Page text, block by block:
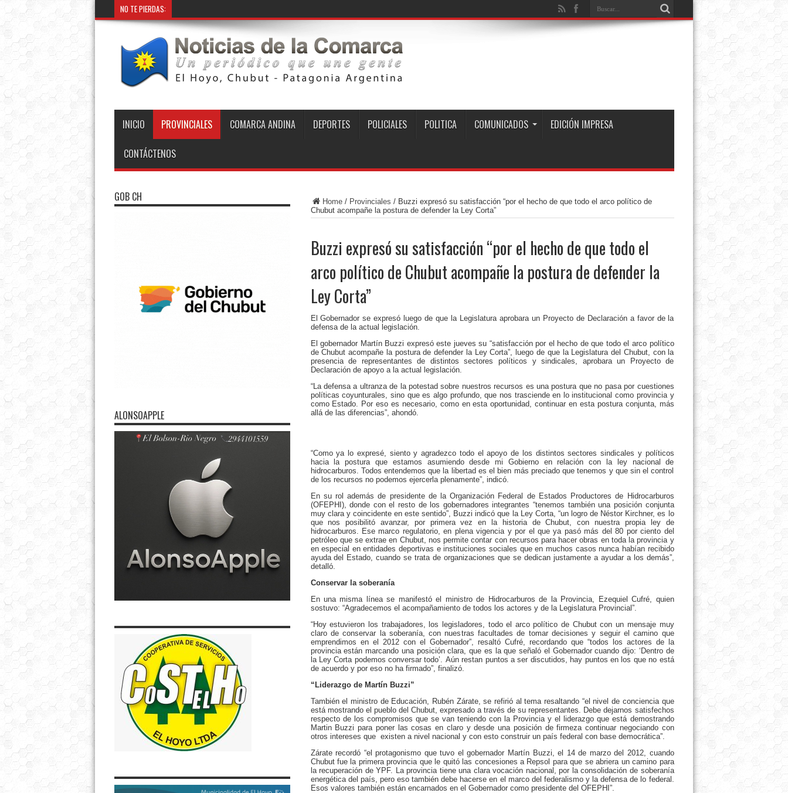
NO TE PIERDAS:
INICIO PROVINCIALES COMARCA ANDINA DEPORTES POLICIALES POLITICA COMUNICADOS EDICIÓN IMPRESA
CONTÁCTENOS
Home/ Provinciales / Buzzi expresó su satisfacción “por el hecho de que todo el arco político de
Chubut acompañe la postura de defender la Ley Corta”
Buzzi expresó su satisfacción “por el hecho de que todo el
arco político de Chubut acompañe la postura de defender la
Ley Corta”
El Gobernador se expresó luego de que la Legislatura aprobara un Proyecto de Declaración a favor de la
defensa de la actual legislación.
El gobernador Martín Buzzi expresó este jueves su “satisfacción por el hecho de que todo el arco político
de Chubut acompañe la postura de defender la Ley Corta”, luego de que la Legislatura del Chubut, con la
presencia de representantes de distintos sectores políticos y sindicales, aprobara un Proyecto de
Declaración de apoyo a la actual legislación.
“La defensa a ultranza de la potestad sobre nuestros recursos es una postura que no pasa por cuestiones
políticas coyunturales, sino que es algo profundo, que nos trasciende en lo institucional como provincia y
como Estado. Por eso es necesario, como en esta oportunidad, continuar en esta postura conjunta, más
allá de las diferencias”, ahondó.
“Como ya lo expresé, siento y agradezco todo el apoyo de los distintos sectores sindicales y políticos
hacia la postura que estamos asumiendo desde mi Gobierno en relación con la ley nacional de
hidrocarburos. Todos entendemos que la libertad es el bien más preciado que tenemos y que sin el control
de los recursos no podemos ejercerla plenamente”, indicó.
En su rol además de presidente de la Organización Federal de Estados Productores de Hidrocarburos
(OFEPHI), donde con el resto de los gobernadores integrantes “tenemos también una posición conjunta
muy clara y coincidente en este sentido”, Buzzi indicó que la Ley Corta, “un logro de Néstor Kirchner, es lo
que nos posibilitó avanzar, por primera vez en la historia de Chubut, con nuestra propia ley de
hidrocarburos. Ese marco regulatorio, en plena vigencia y por el que ya pasó más del 80 por ciento del
petróleo que se extrae en Chubut, nos permite contar con recursos para hacer obras en toda la provincia y
en especial en entidades deportivas e instituciones sociales que en muchos casos nunca habían recibido
ayuda del Estado, cuando se trata de organizaciones que se dedican justamente a ayudar a los demás”,
detalló.
Conservar la soberanía
En una misma línea se manifestó el ministro de Hidrocarburos de la Provincia, Ezequiel Cufré, quien
sostuvo: “Agradecemos el acompañamiento de todos los actores y de la Legislatura Provincial”.
“Hoy estuvieron los trabajadores, los legisladores, todo el arco político de Chubut con un mensaje muy
claro de conservar la soberanía, con nuestras facultades de tomar decisiones y seguir el camino que
emprendimos en el 2012 con el Gobernador”, resaltó Cufré, recordando que “todos los actores de la
provincia están marcando una posición clara, que es la que señaló el Gobernador cuando dijo: ‘Dentro de
la Ley Corta podemos conversar todo’. Aún restan puntos a ser discutidos, hay puntos en los que no está
de acuerdo y por eso no ha firmado”, finalizó.
“Liderazgo de Martín Buzzi”
También el ministro de Educación, Rubén Zárate, se refirió al tema resaltando “el nivel de conciencia que
está mostrando el pueblo del Chubut, expresado a través de su representantes. Debe dejarnos satisfechos
respecto de los compromisos que se van teniendo con la Provincia y el liderazgo que está demostrando
Martin Buzzi para poner las cosas en claro y desde una posición de firmeza continuar negociando con
otros intereses que existen a nivel nacional y con esto construir un país federal con base democrática”.
Zárate recordó “el protagonismo que tuvo el gobernador Martín Buzzi, el 14 de marzo del 2012, cuando
Chubut fue la primera provincia que le quitó las concesiones a Repsol para que se abriera un camino para
la recuperación de YPF. La provincia tiene una clara vocación nacional, por la consolidación de soberanía
energética del país, pero eso también debe hacerse en el marco del federalismo y la defensa de lo federal.
Esos valores también están encarnados en el Gobernador como presidente del OFEPHI”.
GOB CH
ALONSOAPPLE